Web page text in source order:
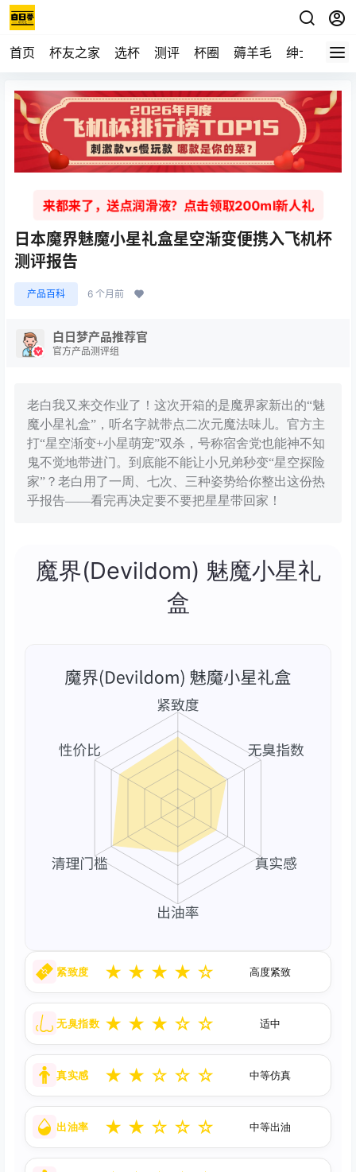
首页 杯友之家 选杯 测评 杯圈 薅羊毛 绅士 视频
来都来了，送点润滑液？点击领取200ml新人礼
日本魔界魅魔小星礼盒星空渐变便携入飞机杯
测评报告
产品百科 6 个月前
白日梦产品推荐官
官方产品测评组
老白我又来交作业了！这次开箱的是魔界家新出的“魅
魔小星礼盒”，听名字就带点二次元魔法味儿。官方主
打“星空渐变+小星萌宠”双杀，号称宿舍党也能神不知
鬼不觉地带进门。到底能不能让小兄弟秒变“星空探险
家”？老白用了一周、七次、三种姿势给你整出这份热
乎报告——看完再决定要不要把星星带回家！
魔界(Devildom) 魅魔小星礼
盒
紧致度 ★ ★ ★ ★ ☆ 高度紧致
无臭指数 ★ ★ ★ ☆ ☆ 适中
真实感 ★ ★ ☆ ☆ ☆ 中等仿真
出油率 ★ ★ ☆ ☆ ☆ 中等出油